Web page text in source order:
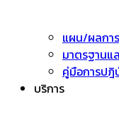
แผน/ผลกา
มาตรฐานแ
คู่มือการปฎิ
บริการ